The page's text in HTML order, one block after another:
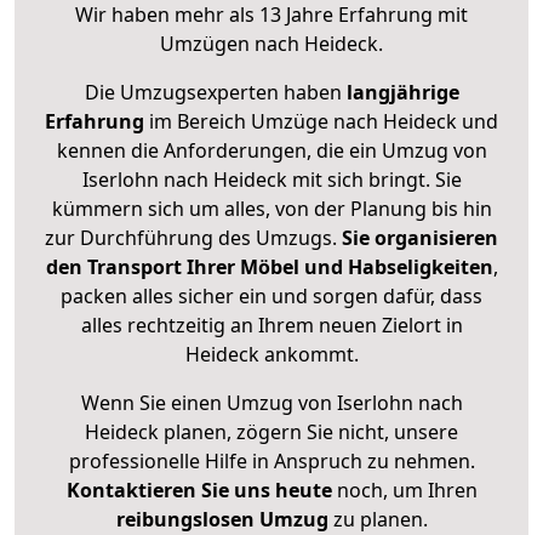
Wir haben mehr als 13 Jahre Erfahrung mit
Umzügen nach Heideck.
Die Umzugsexperten haben langjährige
Erfahrung im Bereich Umzüge nach Heideck und
kennen die Anforderungen, die ein Umzug von
Iserlohn nach Heideck mit sich bringt. Sie
kümmern sich um alles, von der Planung bis hin
zur Durchführung des Umzugs. Sie organisieren
den Transport Ihrer Möbel und Habseligkeiten,
packen alles sicher ein und sorgen dafür, dass
alles rechtzeitig an Ihrem neuen Zielort in
Heideck ankommt.
Wenn Sie einen Umzug von Iserlohn nach
Heideck planen, zögern Sie nicht, unsere
professionelle Hilfe in Anspruch zu nehmen.
Kontaktieren Sie uns heutenoch, um Ihren
reibungslosen Umzug zu planen.